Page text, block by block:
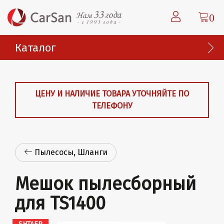
0
Каталог
ЦЕНУ И НАЛИЧИЕ ТОВАРА УТОЧНЯЙТЕ ПО
ТЕЛЕФОНУ
Пылесосы, Шланги
Мешок пылесборный
для TS1400